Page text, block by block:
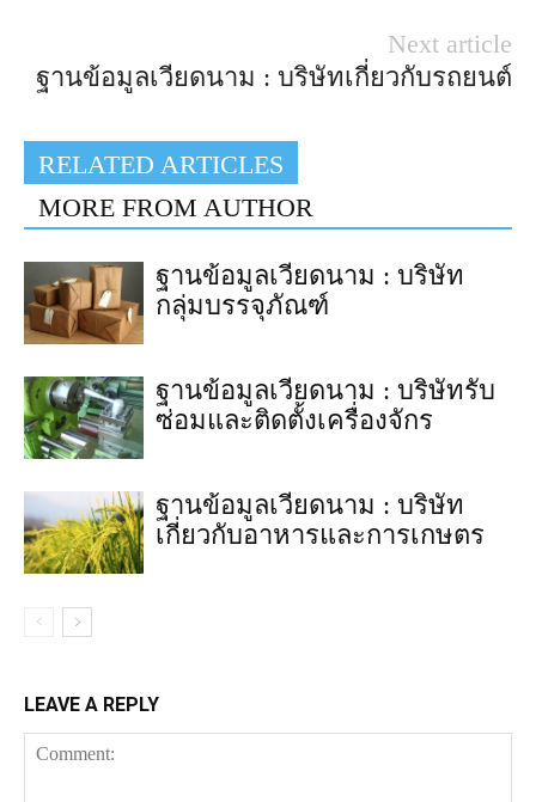
Next article
ฐานข้อมูลเวียดนาม : บริษัทเกี่ยวกับรถยนต์
RELATED ARTICLES
MORE FROM AUTHOR
ฐานข้อมูลเวียดนาม : บริษัท
กลุ่มบรรจุภัณฑ์
ฐานข้อมูลเวียดนาม : บริษัทรับ
ซ่อมและติดตั้งเครื่องจักร
ฐานข้อมูลเวียดนาม : บริษัท
เกี่ยวกับอาหารและการเกษตร
LEAVE A REPLY